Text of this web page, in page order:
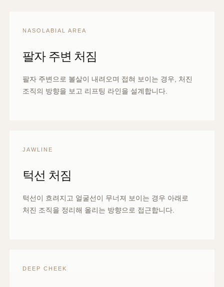
NASOLABIAL AREA
팔자 주변 처짐
팔자 주변으로 볼살이 내려오며 접혀 보이는 경우, 처진
조직의 방향을 보고 리프팅 라인을 설계합니다.
JAWLINE
턱선 처짐
턱선이 흐려지고 얼굴선이 무너져 보이는 경우 아래로
처진 조직을 정리해 올리는 방향으로 접근합니다.
DEEP CHEEK